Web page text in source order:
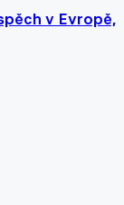
v Evropě,